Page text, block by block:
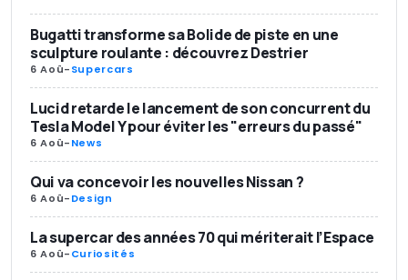
Bugatti transforme sa Bolide de piste en une
sculpture roulante : découvrez Destrier
6 Aoû-Supercars
Lucid retarde le lancement de son concurrent du
Tesla Model Y pour éviter les "erreurs du passé"
6 Aoû-News
Qui va concevoir les nouvelles Nissan ?
6 Aoû-Design
La supercar des années 70 qui mériterait l’Espace
6 Aoû-Curiosités